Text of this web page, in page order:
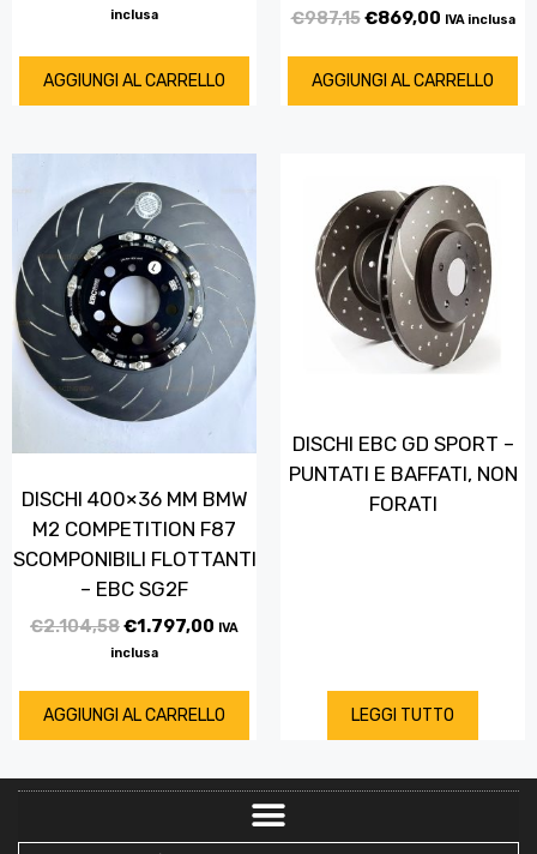
inclusa
AGGIUNGI AL CARRELLO
€987,15€869,00 IVA inclusa
AGGIUNGI AL CARRELLO
DISCHI 400×36 MM BMW
M2 COMPETITION F87
SCOMPONIBILI FLOTTANTI
– EBC SG2F
€2.104,58€1.797,00 IVA
inclusa
AGGIUNGI AL CARRELLO
DISCHI EBC GD SPORT –
PUNTATI E BAFFATI, NON
FORATI
LEGGI TUTTO